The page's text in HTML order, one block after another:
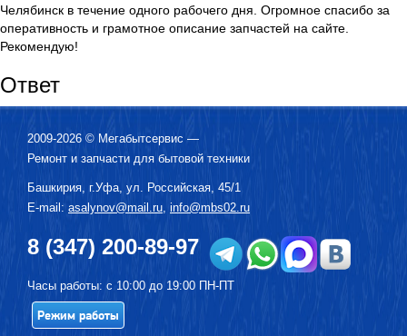
Челябинск в течение одного рабочего дня. Огромное спасибо за
оперативность и грамотное описание запчастей на сайте.
Рекомендую!
Ответ
2009-2026 © Мегабытсервис —
Ремонт и запчасти для бытовой техники
Башкирия, г.Уфа, ул. Российская, 45/1
E-mail: asalynov@mail.ru, info@mbs02.ru
8 (347) 200-89-97
Часы работы: с 10:00 до 19:00 ПН-ПТ
Режим работы